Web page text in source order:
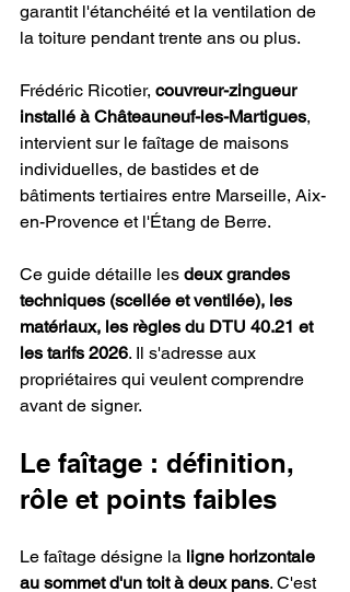
garantit l'étanchéité et la ventilation de
la toiture pendant trente ans ou plus.
Frédéric Ricotier, couvreur-zingueur
installé à Châteauneuf-les-Martigues,
intervient sur le faîtage de maisons
individuelles, de bastides et de
bâtiments tertiaires entre Marseille, Aix-
en-Provence et l'Étang de Berre.
Ce guide détaille les deux grandes
techniques (scellée et ventilée), les
matériaux, les règles du DTU 40.21 et
les tarifs 2026. Il s'adresse aux
propriétaires qui veulent comprendre
avant de signer.
Le faîtage : définition,
rôle et points faibles
Le faîtage désigne la ligne horizontale
au sommet d'un toit à deux pans. C'est